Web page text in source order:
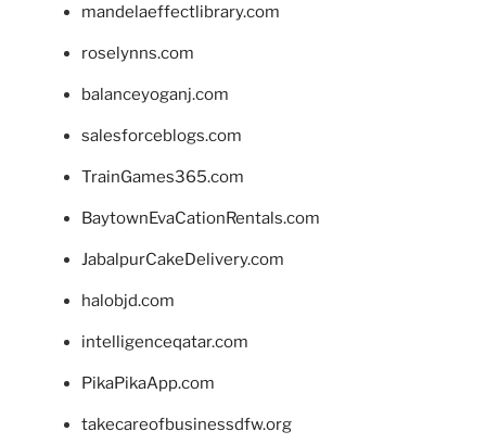
mandelaeffectlibrary.com
roselynns.com
balanceyoganj.com
salesforceblogs.com
TrainGames365.com
BaytownEvaCationRentals.com
JabalpurCakeDelivery.com
halobjd.com
intelligenceqatar.com
PikaPikaApp.com
takecareofbusinessdfw.org